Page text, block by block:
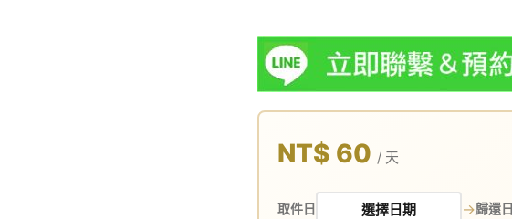
NT$ 60 / 天
取件日 →歸還